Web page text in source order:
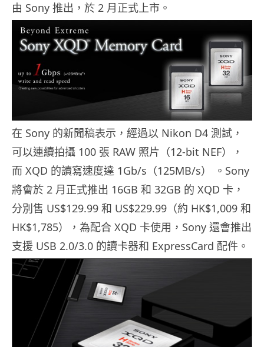
由 Sony 推出，於 2 月正式上市。
在 Sony 的新聞稿表示，經過以 Nikon D4 測試，
可以連續拍攝 100 張 RAW 照片（12-bit NEF），
而 XQD 的讀寫速度達 1Gb/s（125MB/s） 。Sony
將會於 2 月正式推出 16GB 和 32GB 的 XQD 卡，
分別售 US$129.99 和 US$229.99（約 HK$1,009 和
HK$1,785），為配合 XQD 卡使用，Sony 還會推出
支援 USB 2.0/3.0 的讀卡器和 ExpressCard 配件。